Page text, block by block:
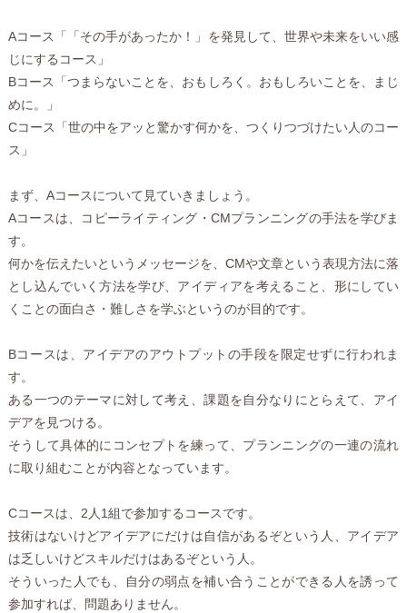
Aコース「「その手があったか！」を発見して、世界や未来をいい感
じにするコース」
Bコース「つまらないことを、おもしろく。おもしろいことを、まじ
めに。」
Cコース「世の中をアッと驚かす何かを、つくりつづけたい人のコー
ス」
まず、Aコースについて見ていきましょう。
Aコースは、コピーライティング・CMプランニングの手法を学びま
す。
何かを伝えたいというメッセージを、CMや文章という表現方法に落
とし込んでいく方法を学び、アイディアを考えること、形にしてい
くことの面白さ・難しさを学ぶというのが目的です。
Bコースは、アイデアのアウトプットの手段を限定せずに行われま
す。
ある一つのテーマに対して考え、課題を自分なりにとらえて、アイ
デアを見つける。
そうして具体的にコンセプトを練って、プランニングの一連の流れ
に取り組むことが内容となっています。
Cコースは、2人1組で参加するコースです。
技術はないけどアイデアにだけは自信があるぞという人、アイデア
は乏しいけどスキルだけはあるぞという人。
そういった人でも、自分の弱点を補い合うことができる人を誘って
参加すれば、問題ありません。